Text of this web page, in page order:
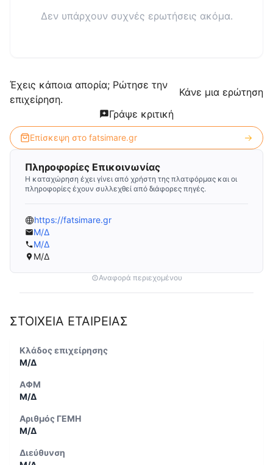
Δεν υπάρχουν συχνές ερωτήσεις ακόμα.
Έχεις κάποια απορία; Ρώτησε την
επιχείρηση.
Κάνε μια ερώτηση
Γράψε κριτική
Επίσκεψη στο fatsimare.gr
Πληροφορίες Επικοινωνίας
Η καταχώρηση έχει γίνει από χρήστη της πλατφόρμας και οι
πληροφορίες έχουν συλλεχθεί από διάφορες πηγές.
https://fatsimare.gr
Μ/Δ
Μ/Δ
Μ/Δ
Αναφορά περιεχομένου
ΣΤΟΙΧΕΙΑ ΕΤΑΙΡΕΙΑΣ
Κλάδος επιχείρησης
Μ/Δ
ΑΦΜ
Μ/Δ
Αριθμός ΓΕΜΗ
Μ/Δ
Διεύθυνση